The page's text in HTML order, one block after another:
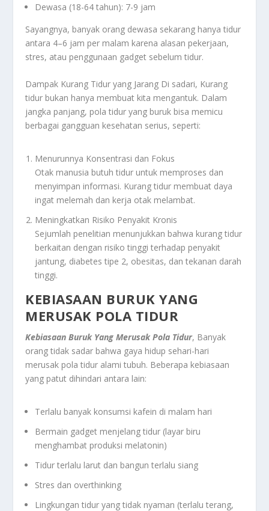
Dewasa (18-64 tahun): 7-9 jam
Sayangnya, banyak orang dewasa sekarang hanya tidur
antara 4–6 jam per malam karena alasan pekerjaan,
stres, atau penggunaan gadget sebelum tidur.
Dampak Kurang Tidur yang Jarang Di sadari, Kurang
tidur bukan hanya membuat kita mengantuk. Dalam
jangka panjang, pola tidur yang buruk bisa memicu
berbagai gangguan kesehatan serius, seperti:
Menurunnya Konsentrasi dan Fokus
Otak manusia butuh tidur untuk memproses dan
menyimpan informasi. Kurang tidur membuat daya
ingat melemah dan kerja otak melambat.
Meningkatkan Risiko Penyakit Kronis
Sejumlah penelitian menunjukkan bahwa kurang tidur
berkaitan dengan risiko tinggi terhadap penyakit
jantung, diabetes tipe 2, obesitas, dan tekanan darah
tinggi.
KEBIASAAN BURUK YANG
MERUSAK POLA TIDUR
Kebiasaan Buruk Yang Merusak Pola Tidur, Banyak
orang tidak sadar bahwa gaya hidup sehari-hari
merusak pola tidur alami tubuh. Beberapa kebiasaan
yang patut dihindari antara lain:
Terlalu banyak konsumsi kafein di malam hari
Bermain gadget menjelang tidur (layar biru
menghambat produksi melatonin)
Tidur terlalu larut dan bangun terlalu siang
Stres dan overthinking
Lingkungan tidur yang tidak nyaman (terlalu terang,